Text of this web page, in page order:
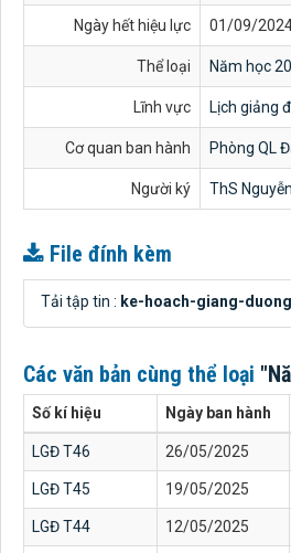
Ngày hết hiệu lực 01/09/
Thể loại Năm học
Lĩnh vực Lịch giảng
Cơ quan ban hành Phòng QL
Người ký ThS
File đính kèm
Tải tập tin : ke-hoach-giang-
Các văn bản cùng thể loại
Số kí hiệu Ngày ban hành
LGĐ T46 26/05/2025
LGĐ T45 19/05/2025
LGĐ T44 12/05/2025